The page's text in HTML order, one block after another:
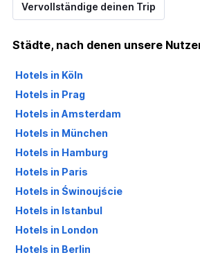
Vervollständige deinen Trip
Städte, nach denen unsere
Hotels in Köln
Hotels in Prag
Hotels in Amsterdam
Hotels in München
Hotels in Hamburg
Hotels in Paris
Hotels in Świnoujście
Hotels in Istanbul
Hotels in London
Hotels in Berlin